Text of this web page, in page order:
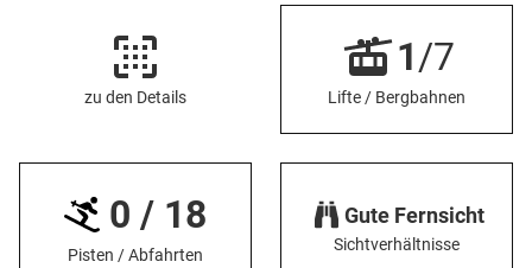
zu den Details
1/7
Lifte / Bergbahnen
0 / 18
Pisten / Abfahrten
Gute Fernsicht
Sichtverhältnisse